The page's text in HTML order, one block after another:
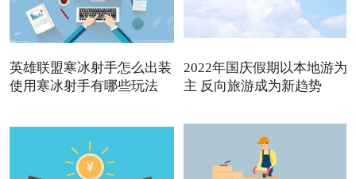
英雄联盟寒冰射手怎么出装
使用寒冰射手有哪些玩法
2022年国庆假期以本地游为
主 反向旅游成为新趋势